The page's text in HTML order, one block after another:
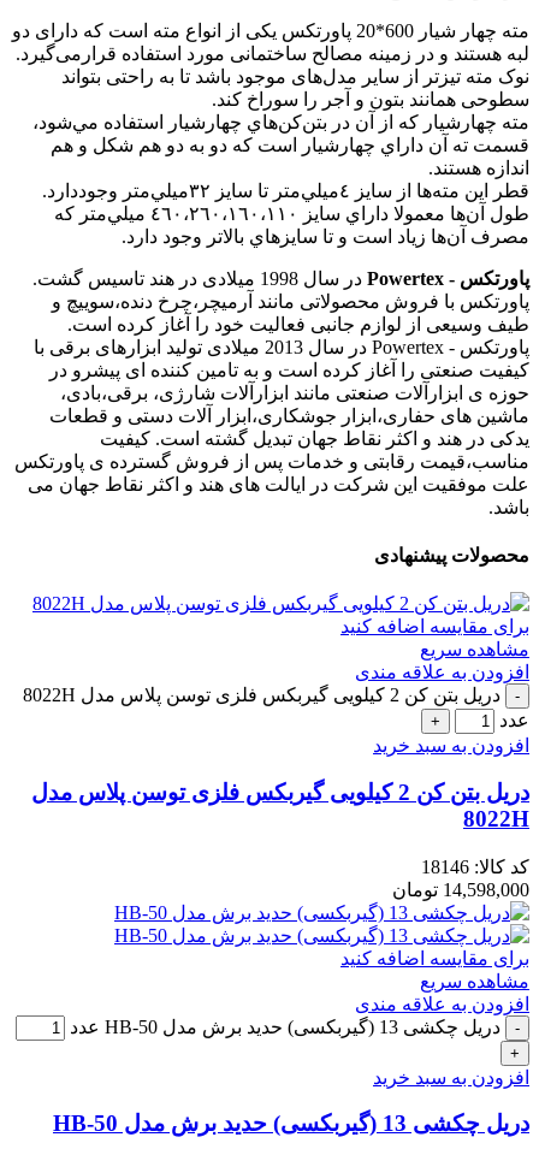
مته چهار شیار 600*20 پاورتکس یکی از انواع مته است که دارای دو
لبه هستند و در زمینه مصالح ‌ساختمانی مورد استفاده قرارمی‌گیرد.
نوک ‌مته تیز‌تر از سایر مدل‌های‌ موجود باشد تا به راحتی بتواند
سطوحی همانند بتون و آجر را سوراخ‌ کند.
مته‌ چهارشيار كه از آن در بتن‌كن‌هاي چهارشيار استفاده‌ مي‌شود،
قسمت ته آن داراي چهارشيار است كه دو به دو هم‌ شكل و هم
‌اندازه هستند.
قطر اين مته‌ها از سايز ٤ميلي‌متر تا سايز ٣٢ميلي‌متر وجوددارد.
طول آن‌ها معمولا داراي سايز ٤٦٠،٢٦٠،١٦٠،١١٠ ميلي‌متر كه
مصرف آن‌ها زياد است و تا سايزهاي بالاتر وجود دارد.
پاورتکس - Powertex
در سال 1998 میلادی در هند تاسیس گشت.
پاورتکس با فروش محصولاتی مانند آرمیچر،چرخ دنده،سوییچ و
طیف وسیعی از لوازم جانبی فعالیت خود را آغاز کرده است.
پاورتکس - Powertex در سال 2013 میلادی تولید ابزارهای برقی با
کیفیت صنعتی را آغاز کرده است و به تامین کننده ای پیشرو در
حوزه ی ابزارآلات صنعتی مانند ابزارآلات شارژی، برقی،بادی،
ماشین های حفاری،ابزار جوشکاری،ابزار آلات دستی و قطعات
یدکی در هند و اکثر نقاط جهان تبدیل گشته است. کیفیت
مناسب،قیمت رقابتی و خدمات پس از فروش گسترده ی پاورتکس
علت موفقیت این شرکت در ایالت های هند و اکثر نقاط جهان می
باشد.
محصولات پیشنهادی
برای مقایسه اضافه کنید
مشاهده سریع
افزودن به علاقه مندی
دریل بتن کن 2 کیلویی گیربکس فلزی توسن پلاس مدل 8022H
عدد
افزودن به سبد خرید
دریل بتن کن 2 کیلویی گیربکس فلزی توسن پلاس مدل
8022H
کد کالا: 18146
14,598,000 تومان
برای مقایسه اضافه کنید
مشاهده سریع
افزودن به علاقه مندی
دریل چکشی 13 (گیربکسی) حدید برش مدل HB-50 عدد
افزودن به سبد خرید
دریل چکشی 13 (گیربکسی) حدید برش مدل HB-50